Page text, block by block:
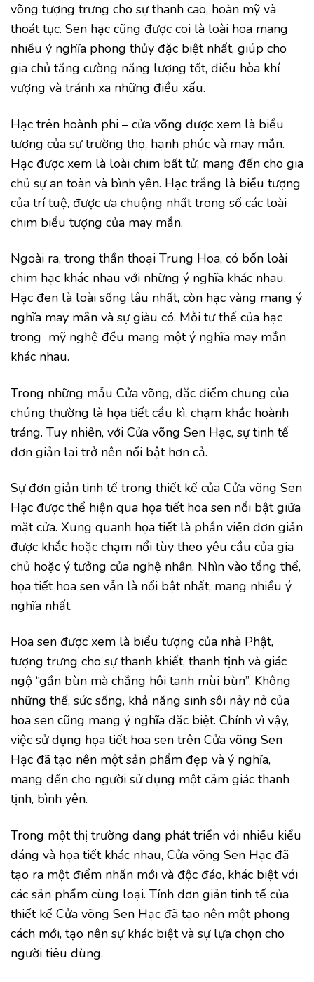
võng tượng trưng cho sự thanh cao, hoàn mỹ và
thoát tục. Sen hạc cũng được coi là loài hoa mang
nhiều ý nghĩa phong thủy đặc biệt nhất, giúp cho
gia chủ tăng cường năng lượng tốt, điều hòa khí
vượng và tránh xa những điều xấu.
Hạc trên hoành phi – cửa võng được xem là biểu
tượng của sự trường thọ, hạnh phúc và may mắn.
Hạc được xem là loài chim bất tử, mang đến cho gia
chủ sự an toàn và bình yên. Hạc trắng là biểu tượng
của trí tuệ, được ưa chuộng nhất trong số các loài
chim biểu tượng của may mắn.
Ngoài ra, trong thần thoại Trung Hoa, có bốn loài
chim hạc khác nhau với những ý nghĩa khác nhau.
Hạc đen là loài sống lâu nhất, còn hạc vàng mang ý
nghĩa may mắn và sự giàu có. Mỗi tư thế của hạc
trong mỹ nghệ đều mang một ý nghĩa may mắn
khác nhau.
Trong những mẫu Cửa võng, đặc điểm chung của
chúng thường là họa tiết cầu kì, chạm khắc hoành
tráng. Tuy nhiên, với Cửa võng Sen Hạc, sự tinh tế
đơn giản lại trở nên nổi bật hơn cả.
Sự đơn giản tinh tế trong thiết kế của Cửa võng Sen
Hạc được thể hiện qua họa tiết hoa sen nổi bật giữa
mặt cửa. Xung quanh họa tiết là phần viền đơn giản
được khắc hoặc chạm nổi tùy theo yêu cầu của gia
chủ hoặc ý tưởng của nghệ nhân. Nhìn vào tổng thể,
họa tiết hoa sen vẫn là nổi bật nhất, mang nhiều ý
nghĩa nhất.
Hoa sen được xem là biểu tượng của nhà Phật,
tượng trưng cho sự thanh khiết, thanh tịnh và giác
ngộ “gần bùn mà chẳng hôi tanh mùi bùn”. Không
những thế, sức sống, khả năng sinh sôi nảy nở của
hoa sen cũng mang ý nghĩa đặc biệt. Chính vì vậy,
việc sử dụng họa tiết hoa sen trên Cửa võng Sen
Hạc đã tạo nên một sản phẩm đẹp và ý nghĩa,
mang đến cho người sử dụng một cảm giác thanh
tịnh, bình yên.
Trong một thị trường đang phát triển với nhiều kiểu
dáng và họa tiết khác nhau, Cửa võng Sen Hạc đã
tạo ra một điểm nhấn mới và độc đáo, khác biệt với
các sản phẩm cùng loại. Tính đơn giản tinh tế của
thiết kế Cửa võng Sen Hạc đã tạo nên một phong
cách mới, tạo nên sự khác biệt và sự lựa chọn cho
người tiêu dùng.